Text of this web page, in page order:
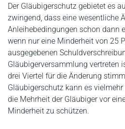
Der Gläubigerschutz gebietet es
zwingend, dass eine wesentliche
Anleihebedingungen schon dann
wenn nur eine Minderheit von 25
ausgegebenen
Gläubigerversammlung vertreten
drei Viertel für die Änderung
Gläubigerschutz kann es
die Mehrheit der Gläubiger vor
Minderheit zu schützen.